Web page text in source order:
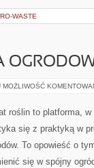
WASTE
MOŻLIWOŚĆ
roślin to platforma, w
się z praktyką w
To opowieść o
się w spójny